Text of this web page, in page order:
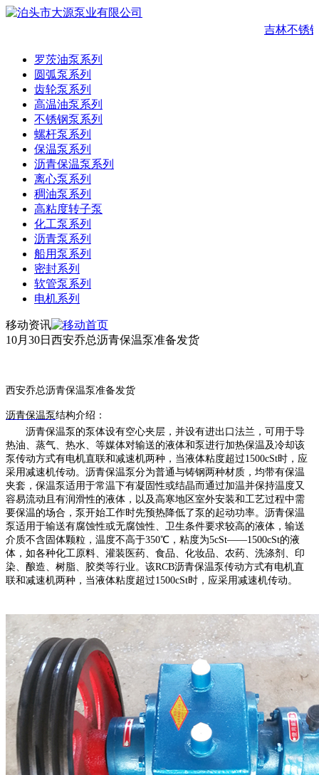
吉林不锈
罗茨油泵系列
圆弧泵系列
齿轮泵系列
高温油泵系列
不锈钢泵系列
螺杆泵系列
保温泵系列
沥青保温泵系列
离心泵系列
稠油泵系列
高粘度转子泵
化工泵系列
沥青泵系列
船用泵系列
密封系列
软管泵系列
电机系列
移动资讯
10月30日西安乔总沥青保温泵准备发货
西安乔总沥青保温泵准备发货
沥青保温泵结构介绍：
沥青保温泵的泵体设有空心夹层，并设有进出口法兰，可用于导
热油、蒸气、热水、等媒体对输送的液体和泵进行加热保温及冷却该
泵传动方式有电机直联和减速机两种，当液体粘度超过1500cSt时，应
采用减速机传动。沥青保温泵分为普通与铸钢两种材质，均带有保温
夹套，保温泵适用于常温下有凝固性或结晶而通过加温并保持温度又
容易流动且有润滑性的液体，以及高寒地区室外安装和工艺过程中需
要保温的场合，泵开始工作时先预热降低了泵的起动功率。沥青保温
泵适用于输送有腐蚀性或无腐蚀性、卫生条件要求较高的液体，输送
介质不含固体颗粒，温度不高于350℃，粘度为5cSt——1500cSt的液
体，如各种化工原料、灌装医药、食品、化妆品、农药、洗涤剂、印
染、酿造、树脂、胶类等行业。该RCB沥青保温泵传动方式有电机直
联和减速机两种，当液体粘度超过1500cSt时，应采用减速机传动。